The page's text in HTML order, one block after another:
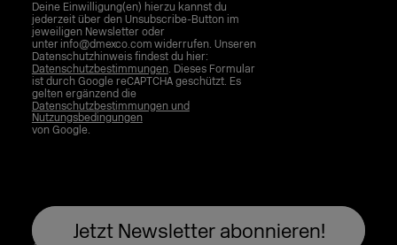
Deine Einwilligung(en) hierzu kannst du
jederzeit über den Unsubscribe-Button im
jeweiligen Newsletter oder
unter info@dmexco.com widerrufen. Unseren
Datenschutzhinweis findest du hier:
Datenschutzbestimmungen. Dieses Formular
ist durch Google reCAPTCHA geschützt. Es
gelten ergänzend die
Datenschutzbestimmungen und
Nutzungsbedingungen
von Google.